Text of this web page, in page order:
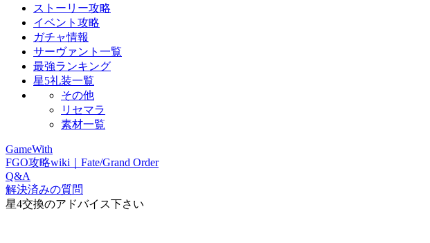
ストーリー攻略
イベント攻略
ガチャ情報
サーヴァント一覧
最強ランキング
星5礼装一覧
その他
リセマラ
素材一覧
GameWith
FGO攻略wiki｜Fate/Grand Order
Q&A
解決済みの質問
星4交換のアドバイス下さい